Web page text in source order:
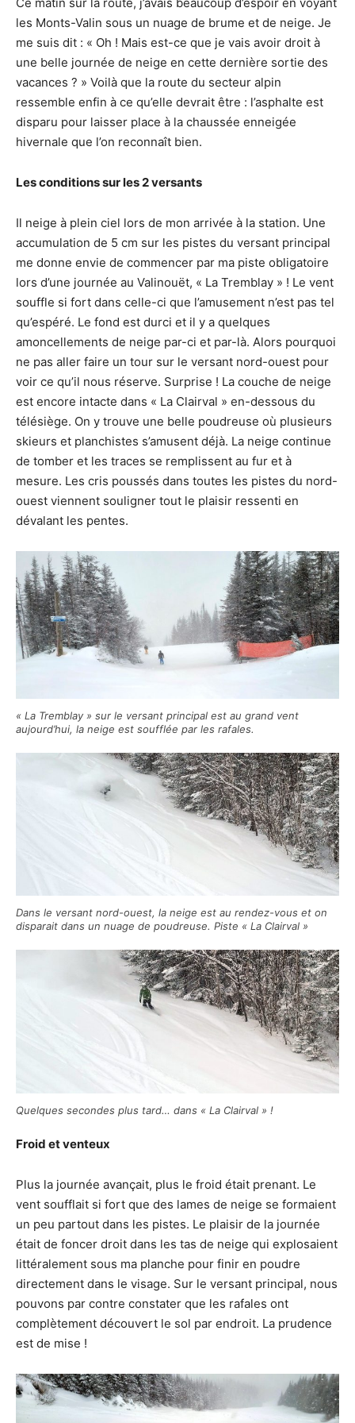
les Monts-Valin sous un nuage de brume et de neige. Je
me suis dit : « Oh ! Mais est-ce que je vais avoir droit à
une belle journée de neige en cette dernière sortie des
vacances ? » Voilà que la route du secteur alpin
ressemble enfin à ce qu’elle devrait être : l’asphalte est
disparu pour laisser place à la chaussée enneigée
hivernale que l’on reconnaît bien.
Les conditions sur les 2 versants
Il neige à plein ciel lors de mon arrivée à la station. Une
accumulation de 5 cm sur les pistes du versant principal
me donne envie de commencer par ma piste obligatoire
lors d’une journée au Valinouët, « La Tremblay » ! Le vent
souffle si fort dans celle-ci que l’amusement n’est pas tel
qu’espéré. Le fond est durci et il y a quelques
amoncellements de neige par-ci et par-là. Alors pourquoi
ne pas aller faire un tour sur le versant nord-ouest pour
voir ce qu’il nous réserve. Surprise ! La couche de neige
est encore intacte dans « La Clairval » en-dessous du
télésiège. On y trouve une belle poudreuse où plusieurs
skieurs et planchistes s’amusent déjà. La neige continue
de tomber et les traces se remplissent au fur et à
mesure. Les cris poussés dans toutes les pistes du nord-
ouest viennent souligner tout le plaisir ressenti en
dévalant les pentes.
« La Tremblay » sur le versant principal est au grand vent
aujourd’hui, la neige est soufflée par les rafales.
Dans le versant nord-ouest, la neige est au rendez-vous et on
disparait dans un nuage de poudreuse. Piste « La Clairval »
Quelques secondes plus tard… dans « La Clairval » !
Froid et venteux
Plus la journée avançait, plus le froid était prenant. Le
vent soufflait si fort que des lames de neige se formaient
un peu partout dans les pistes. Le plaisir de la journée
était de foncer droit dans les tas de neige qui explosaient
littéralement sous ma planche pour finir en poudre
directement dans le visage. Sur le versant principal, nous
pouvons par contre constater que les rafales ont
complètement découvert le sol par endroit. La prudence
est de mise !
moment.